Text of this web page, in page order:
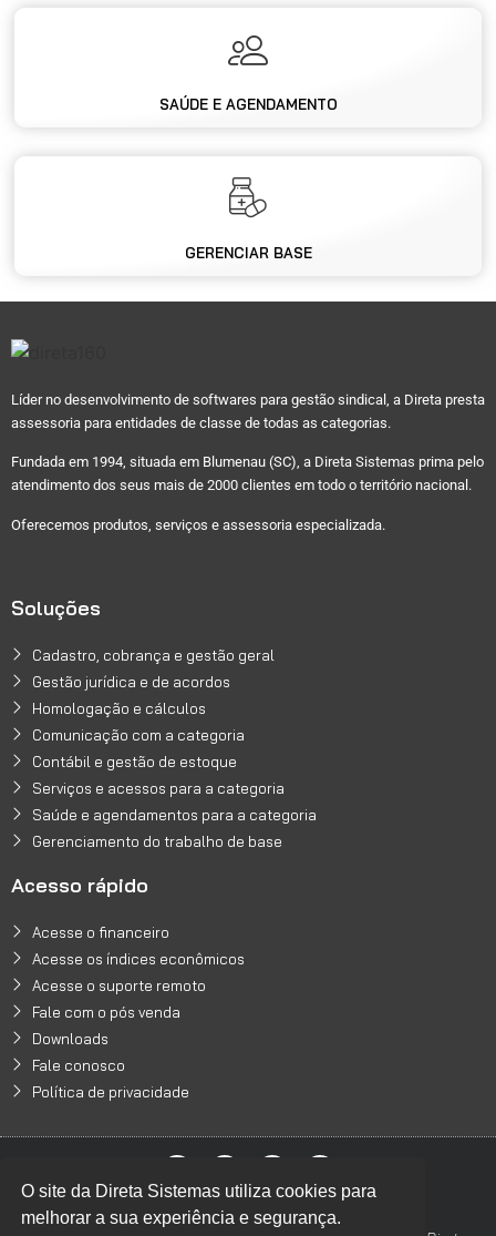
SAÚDE E AGENDAMENTO
GERENCIAR BASE
Líder no desenvolvimento de softwares para gestão sindical, a Direta presta
assessoria para entidades de classe de todas as categorias.
Fundada em 1994, situada em Blumenau (SC), a Direta Sistemas prima pelo
atendimento dos seus mais de 2000 clientes em todo o território nacional.
Oferecemos produtos, serviços e assessoria especializada.
Soluções
Cadastro, cobrança e gestão geral
Gestão jurídica e de acordos
Homologação e cálculos
Comunicação com a categoria
Contábil e gestão de estoque
Serviços e acessos para a categoria
Saúde e agendamentos para a categoria
Gerenciamento do trabalho de base
Acesso rápido
Acesse o financeiro
Acesse os índices econômicos
Acesse o suporte remoto
Fale com o pós venda
Downloads
Fale conosco
Política de privacidade
O site da Direta Sistemas utiliza cookies para
melhorar a sua experiência e segurança.